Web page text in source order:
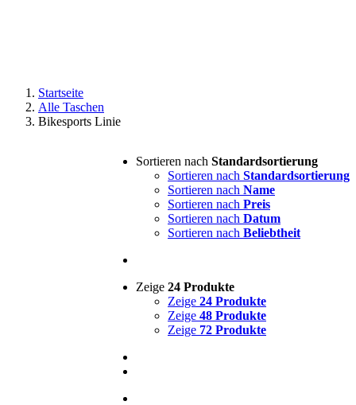
Startseite
Alle Taschen
Bikesports Linie
Sortieren nach Standardsortierung
Sortieren nach Standardsortierung
Sortieren nach Name
Sortieren nach Preis
Sortieren nach Datum
Sortieren nach Beliebtheit
Zeige 24 Produkte
Zeige 24 Produkte
Zeige 48 Produkte
Zeige 72 Produkte